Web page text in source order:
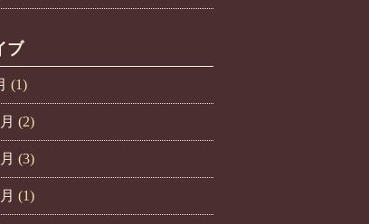
ブ
(1)
(2)
(3)
(1)